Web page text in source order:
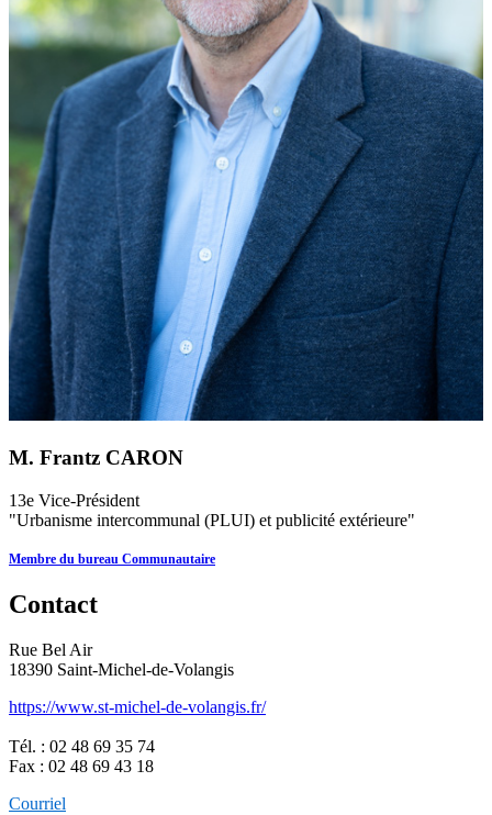
M. Frantz CARON
13e Vice-Président
"Urbanisme intercommunal (PLUI) et publicité extérieure"
Membre du bureau Communautaire
Contact
Rue Bel Air
18390 Saint-Michel-de-Volangis
https://www.st-michel-de-volangis.fr/
Tél. : 02 48 69 35 74
Fax : 02 48 69 43 18
Courriel